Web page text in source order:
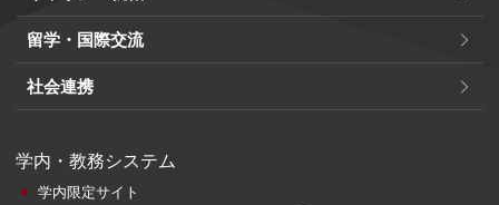
留学・国際交流
社会連携
学内・教務システム
学内限定サイト